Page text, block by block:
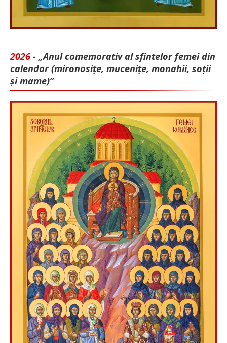
2026 - „Anul comemorativ al sfintelor femei din
calendar (mironosițe, mu­cenițe, monahii, soții
și mame)”